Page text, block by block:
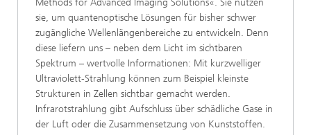
Methods for Advanced Imaging Solutions«. Sie nutzen
sie, um quantenoptische Lösungen für bisher schwer
zugängliche Wellenlängenbereiche zu entwickeln. Denn
diese liefern uns – neben dem Licht im sichtbaren
Spektrum – wertvolle Informationen: Mit kurzwelliger
Ultraviolett-Strahlung können zum Beispiel kleinste
Strukturen in Zellen sichtbar gemacht werden.
Infrarotstrahlung gibt Aufschluss über schädliche Gase in
der Luft oder die Zusammensetzung von Kunststoffen.